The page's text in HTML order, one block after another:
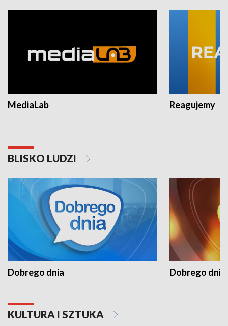
MediaLab Reagujemy
BLISKO LUDZI
Dobrego dnia Dobrego dnia
KULTURA I SZTUKA